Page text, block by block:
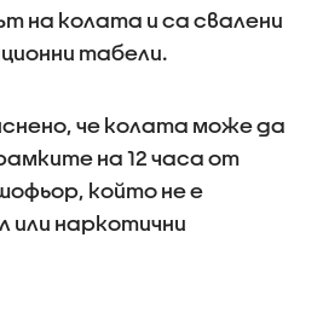
на колата и са свалени
табели.
че колата може да
на 12 часа от
който не е
или наркотични